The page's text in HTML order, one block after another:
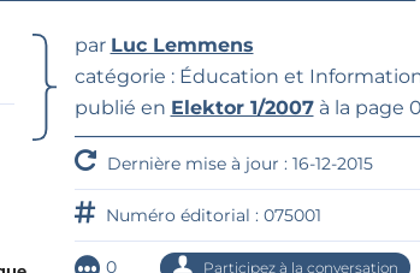
Rechercher
par Luc Lemmens
catégorie : Éducation et
publié en Elektor 1/2007à la page 0
Dernière mise à jour : 16-12-2015
Numéro éditorial : 075001
0 Participez à la conversation